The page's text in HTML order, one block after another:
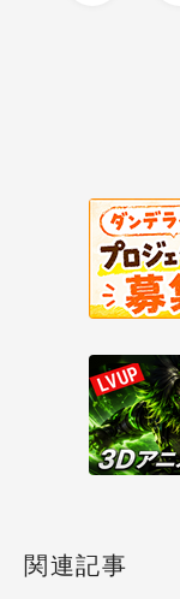
関連記事